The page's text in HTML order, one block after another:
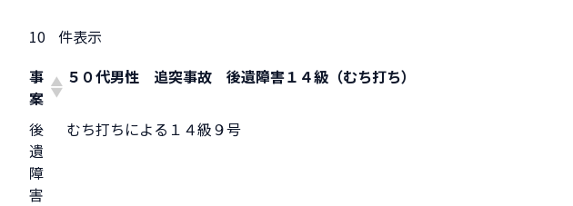
件表示
事
案
５０代男性 追突事故 後遺障害１４級（むち打ち）
後
遺
障
害
むち打ちによる１４級９号